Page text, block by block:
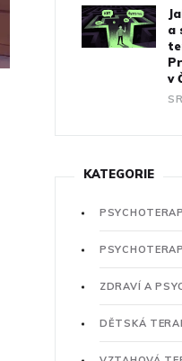
a
v
KATEGORIE
ZDRAVÍ A
DĚTSKÁ